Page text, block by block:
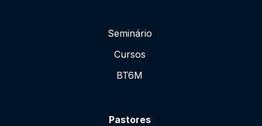
Seminário
Cursos
BT6M
Pastores